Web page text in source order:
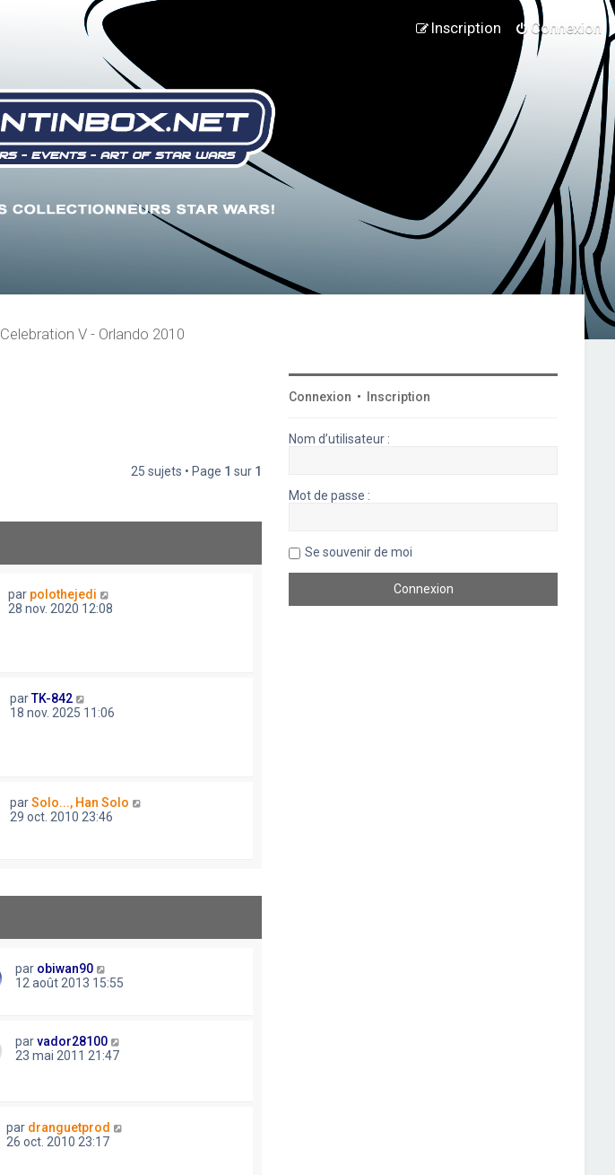
Connexion
Inscription
Celebration V - Orlando 2010
25 sujets • Page 1 sur 1
par polothejedi
28 nov. 2020 12:08
parTK-842
18 nov. 2025 11:06
parSolo..., Han Solo
29 oct. 2010 23:46
par obiwan90
12 août 2013 15:55
parvador28100
23 mai 2011 21:47
par dranguetprod
26 oct. 2010 23:17
Connexion • Inscription
Nom d’utilisateur :
Mot de passe :
Se souvenir de moi